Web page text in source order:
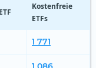
Kostenfreie
ETFs
1 771